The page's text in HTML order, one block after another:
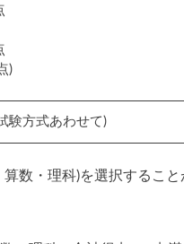
)
験方式あわせて)
数・理科)を選択すること